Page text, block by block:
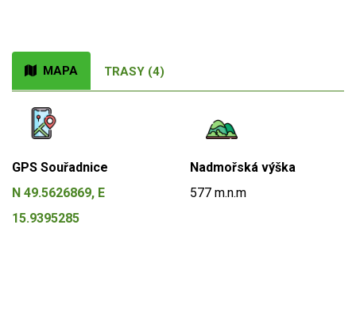
MAPA TRASY (4)
GPS Souřadnice
N 49.5626869, E
15.9395285
Nadmořská výška
577 m.n.m